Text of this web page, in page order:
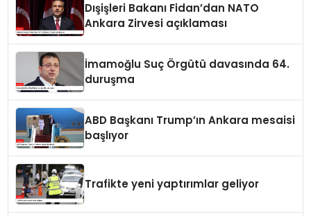
Dışişleri Bakanı Fidan’dan NATO
Ankara Zirvesi açıklaması
İmamoğlu Suç Örgütü davasında 64.
duruşma
ABD Başkanı Trump’ın Ankara mesaisi
başlıyor
Trafikte yeni yaptırımlar geliyor